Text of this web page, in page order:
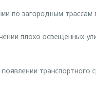
по загородным
плохо освещенных
транспортного